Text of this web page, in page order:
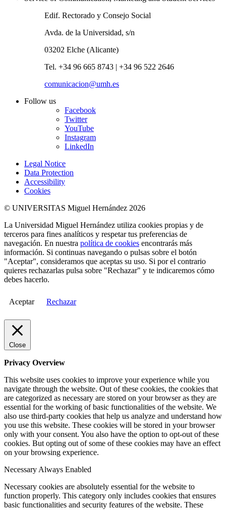
Edif. Rectorado y Consejo Social
Avda. de la Universidad, s/n
03202 Elche (Alicante)
Tel. +34 96 665 8743 | +34 96 522 2646
comunicacion@umh.es
Follow us
Facebook
Twitter
YouTube
Instagram
LinkedIn
Legal Notice
Data Protection
Accessibility
Cookies
© UNIVERSITAS Miguel Hernández 2026
La Universidad Miguel Hernández utiliza cookies propias y de
terceros para fines analíticos y respetar tus preferencias de
navegación. En nuestra política de cookies encontrarás más
información. Si continuas navegando o pulsas sobre el botón
"Aceptar", consideramos que aceptas su uso. Si por el contrario
quieres rechazarlas pulsa sobre "Rechazar" y te indicaremos cómo
debes hacerlo.
Aceptar Rechazar
Close
Privacy Overview
This website uses cookies to improve your experience while you
navigate through the website. Out of these cookies, the cookies that
are categorized as necessary are stored on your browser as they are
essential for the working of basic functionalities of the website. We
also use third-party cookies that help us analyze and understand how
you use this website. These cookies will be stored in your browser
only with your consent. You also have the option to opt-out of these
cookies. But opting out of some of these cookies may have an effect
on your browsing experience.
Necessary Always Enabled
Necessary cookies are absolutely essential for the website to
function properly. This category only includes cookies that ensures
basic functionalities and security features of the website. These